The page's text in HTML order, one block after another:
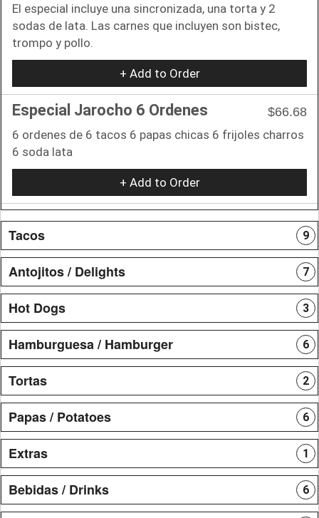
El especial incluye una sincronizada, una torta y 2
sodas de lata. Las carnes que incluyen son bistec,
trompo y pollo.
+ Add to Order
Especial Jarocho 6 Ordenes
$66.68
6 ordenes de 6 tacos 6 papas chicas 6 frijoles charros
6 soda lata
+ Add to Order
Tacos 9
Antojitos / Delights 7
Hot Dogs 3
Hamburguesa / Hamburger 6
Tortas 2
Papas / Potatoes 6
Extras 1
Bebidas / Drinks 6